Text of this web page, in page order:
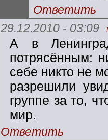
Ответить
29.12.2010 - 03:09
А в
потрясённым:
себе никто не
разрешили
группе за то,
мир.
Ответить